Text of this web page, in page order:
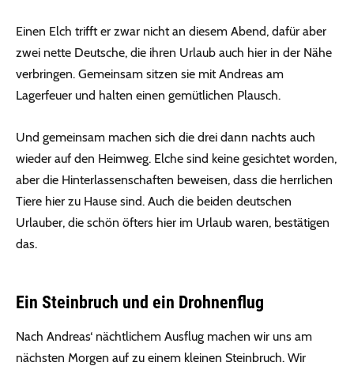
Einen Elch trifft er zwar nicht an diesem Abend, dafür aber
zwei nette Deutsche, die ihren Urlaub auch hier in der Nähe
verbringen. Gemeinsam sitzen sie mit Andreas am
Lagerfeuer und halten einen gemütlichen Plausch.
Und gemeinsam machen sich die drei dann nachts auch
wieder auf den Heimweg. Elche sind keine gesichtet worden,
aber die Hinterlassenschaften beweisen, dass die herrlichen
Tiere hier zu Hause sind. Auch die beiden deutschen
Urlauber, die schön öfters hier im Urlaub waren, bestätigen
das.
Ein Steinbruch und ein Drohnenflug
Nach Andreas‘ nächtlichem Ausflug machen wir uns am
nächsten Morgen auf zu einem kleinen Steinbruch. Wir